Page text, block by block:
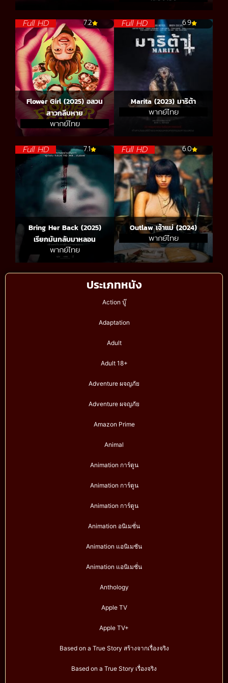
ประเภทหนัง
Action บู๊
Adaptation
Adult
Adult 18+
Adventure ผจญภัย
Adventure ผจญภัย
Amazon Prime
Animal
Animation การ์ตูน
Animation การ์ตูน
Animation การ์ตูน
Animation อนิเมชั่น
Animation แอนิเมชัน
Animation แอนิเมชั่น
Anthology
Apple TV
Apple TV+
Based on a True Story สร้างจากเรื่องจริง
Based on a True Story เรื่องจริง
Full HD 7.2
Flower Girl (2025) อลวน
สาวกลีบหาย
พากย์ไทย
Full HD 6.9
Marita (2023) มาริต้า
พากย์ไทย
Full HD 7.1
Bring Her Back (2025)
เรียกมันกลับมาหลอน
พากย์ไทย
Full HD 6.0
Outlaw เจ้าแม่ (2024)
พากย์ไทย